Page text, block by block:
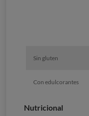
Sin gluten
Con edulcorantes
Nutricional